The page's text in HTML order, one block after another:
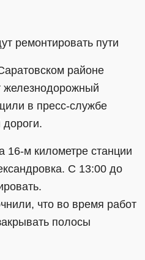
ремонтировать пути
районе
железнодорожный
в пресс-службе
16-м километре станции
С 13:00 до
что во время работ
полосы